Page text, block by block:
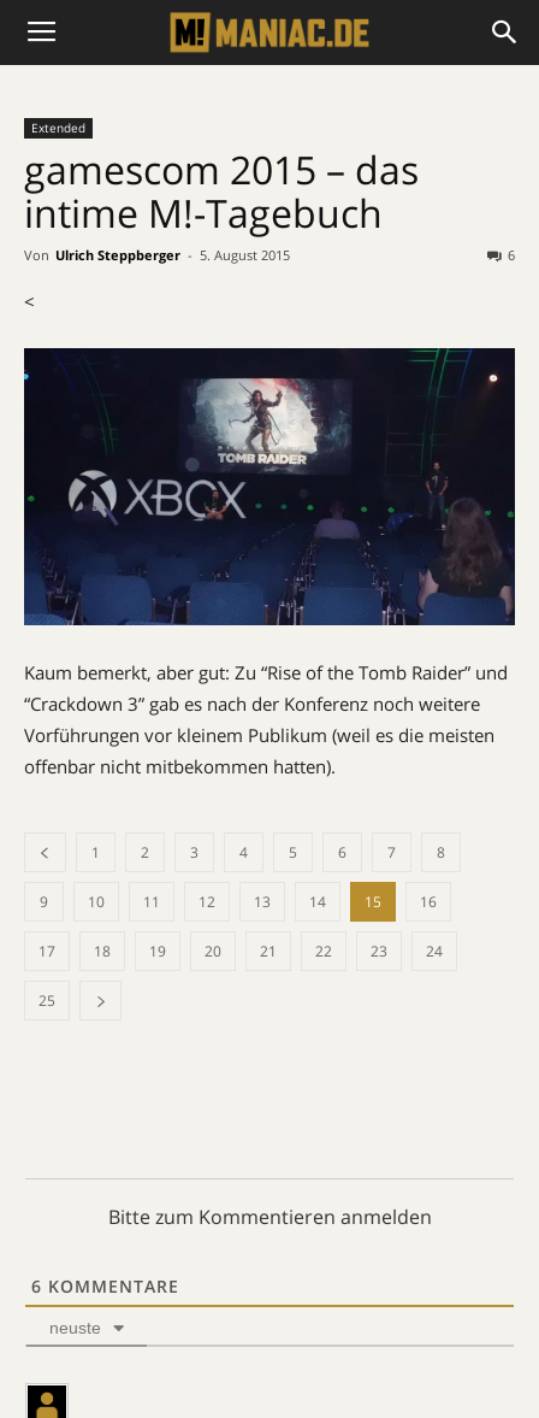
Extended
gamescom 2015 – das
intime M!-Tagebuch
Von Ulrich Steppberger - 5. August 2015 6
<
Kaum bemerkt, aber gut: Zu “Rise of the Tomb Raider” und
“Crackdown 3” gab es nach der Konferenz noch weitere
Vorführungen vor kleinem Publikum (weil es die meisten
offenbar nicht mitbekommen hatten).
1 2 3 4 5 6 7 8
9 10 11 12 13 14 15 16
17 18 19 20 21 22 23 24
25
Bitte zum Kommentieren anmelden
6 KOMMENTARE
neuste